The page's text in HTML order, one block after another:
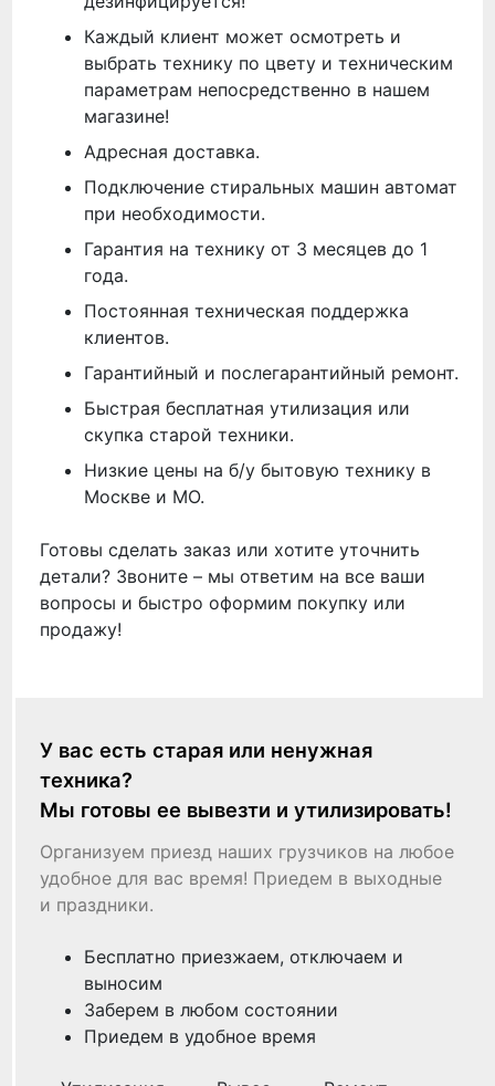
Каждый клиент может осмотреть и
выбрать технику по цвету и техническим
параметрам непосредственно в нашем
магазине!
Адресная доставка.
Подключение стиральных машин автомат
при необходимости.
Гарантия на технику от 3 месяцев до 1
года.
Постоянная техническая поддержка
клиентов.
Гарантийный и послегарантийный ремонт.
Быстрая бесплатная утилизация или
скупка старой техники.
Низкие цены на б/у бытовую технику в
Москве и МО.
Готовы сделать заказ или хотите уточнить
детали? Звоните – мы ответим на все ваши
вопросы и быстро оформим покупку или
продажу!
У вас есть старая или ненужная
техника?
Мы готовы ее вывезти и утилизировать!
Организуем приезд наших грузчиков на любое
удобное для вас время! Приедем в выходные
и праздники.
Бесплатно приезжаем, отключаем и
выносим
Заберем в любом состоянии
Приедем в удобное время